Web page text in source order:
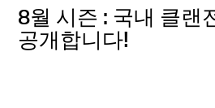
8월 시즌 : 국내 클랜
공개합니다!